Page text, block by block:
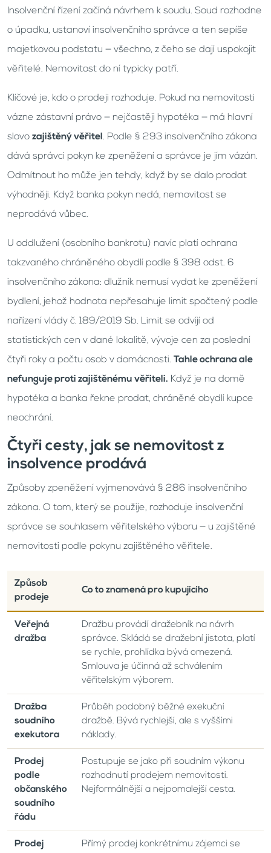
Insolvenční řízení začíná návrhem k soudu. Soud rozhodne
o úpadku, ustanoví insolvenčního správce a ten sepíše
majetkovou podstatu — všechno, z čeho se dají uspokojit
věřitelé. Nemovitost do ní typicky patří.
Klíčové je, kdo o prodeji rozhoduje. Pokud na nemovitosti
vázne zástavní právo — nejčastěji hypotéka — má hlavní
slovo zajištěný věřitel . Podle § 293 insolvenčního zákona
dává správci pokyn ke zpeněžení a správce je jím vázán.
Odmítnout ho může jen tehdy, když by se dalo prodat
výhodněji. Když banka pokyn nedá, nemovitost se
neprodává vůbec.
U oddlužení (osobního bankrotu) navíc platí ochrana
takzvaného chráněného obydlí podle § 398 odst. 6
insolvenčního zákona: dlužník nemusí vydat ke zpeněžení
bydlení, jehož hodnota nepřesahuje limit spočtený podle
nařízení vlády č. 189/2019 Sb. Limit se odvíjí od
statistických cen v dané lokalitě, vývoje cen za poslední
čtyři roky a počtu osob v domácnosti. Tahle ochrana ale
nefunguje proti zajištěnému věřiteli. Když je na domě
hypotéka a banka řekne prodat, chráněné obydlí kupce
neochrání.
Čtyři cesty, jak se nemovitost z
insolvence prodává
Způsoby zpeněžení vyjmenovává § 286 insolvenčního
zákona. O tom, který se použije, rozhoduje insolvenční
správce se souhlasem věřitelského výboru — u zajištěné
nemovitosti podle pokynu zajištěného věřitele.
Způsob
prodeje
Co to znamená pro kupujícího
Veřejná
dražba
Dražbu provádí dražebník na návrh
správce. Skládá se dražební jistota, platí
se rychle, prohlídka bývá omezená.
Smlouva je účinná až schválením
věřitelským výborem.
Dražba
soudního
exekutora
Průběh podobný běžné exekuční
dražbě. Bývá rychlejší, ale s vyššími
náklady.
Prodej
podle
občanského
soudního
řádu
Postupuje se jako při soudním výkonu
rozhodnutí prodejem nemovitosti.
Nejformálnější a nejpomalejší cesta.
Prodej Přímý prodej konkrétnímu zájemci se